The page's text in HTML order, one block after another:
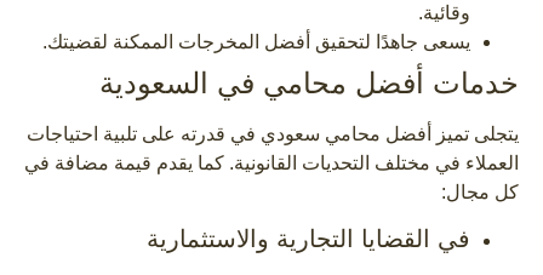
وقائية.
يسعى جاهدًا لتحقيق أفضل المخرجات الممكنة لقضيتك.
خدمات أفضل محامي في السعودية
يتجلى تميز أفضل محامي سعودي في قدرته على تلبية احتياجات
العملاء في مختلف التحديات القانونية. كما يقدم قيمة مضافة في
كل مجال:
في القضايا التجارية والاستثمارية